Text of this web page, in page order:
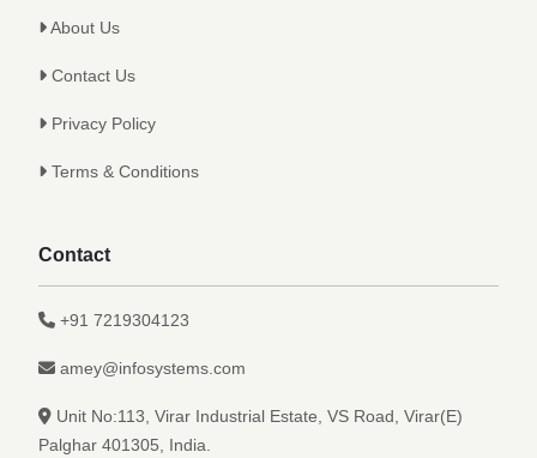
About Us
Contact Us
Privacy Policy
Terms & Conditions
Contact
+91 7219304123
amey@infosystems.com
Unit No:113, Virar Industrial Estate, VS Road, Virar(E)
Palghar 401305, India.